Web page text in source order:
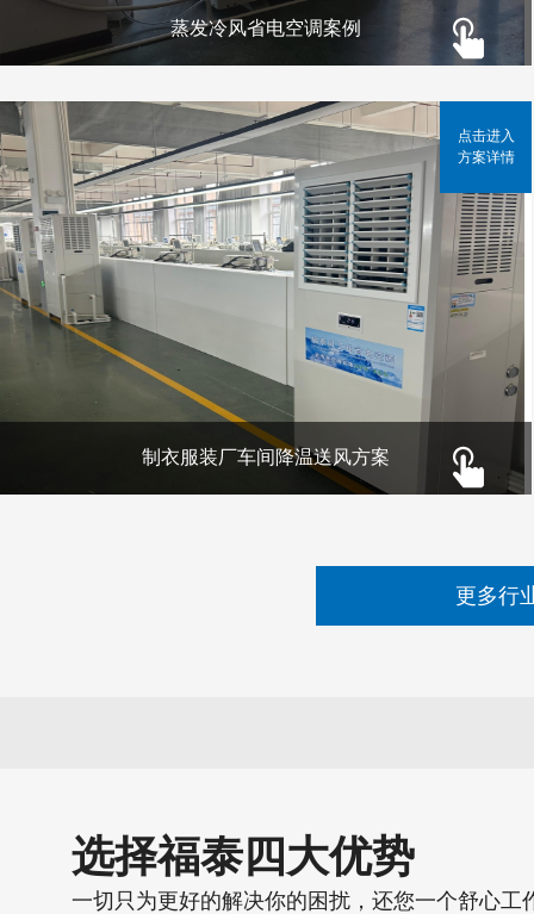
蒸发冷风省电空调案例
制衣服装厂车间降温送风方案
点击进入
方案详情
更多行
选择福泰四大优势
一切只为更好的解决你的困扰，还您一个舒心工